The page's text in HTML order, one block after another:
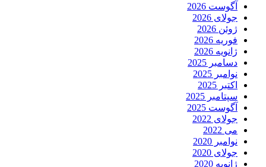
آگوست 2026
جولای 2026
ژوئن 2026
فوریه 2026
ژانویه 2026
دسامبر 2025
نوامبر 2025
اکتبر 2025
سپتامبر 2025
آگوست 2025
جولای 2022
می 2022
نوامبر 2020
جولای 2020
ژانویه 2020